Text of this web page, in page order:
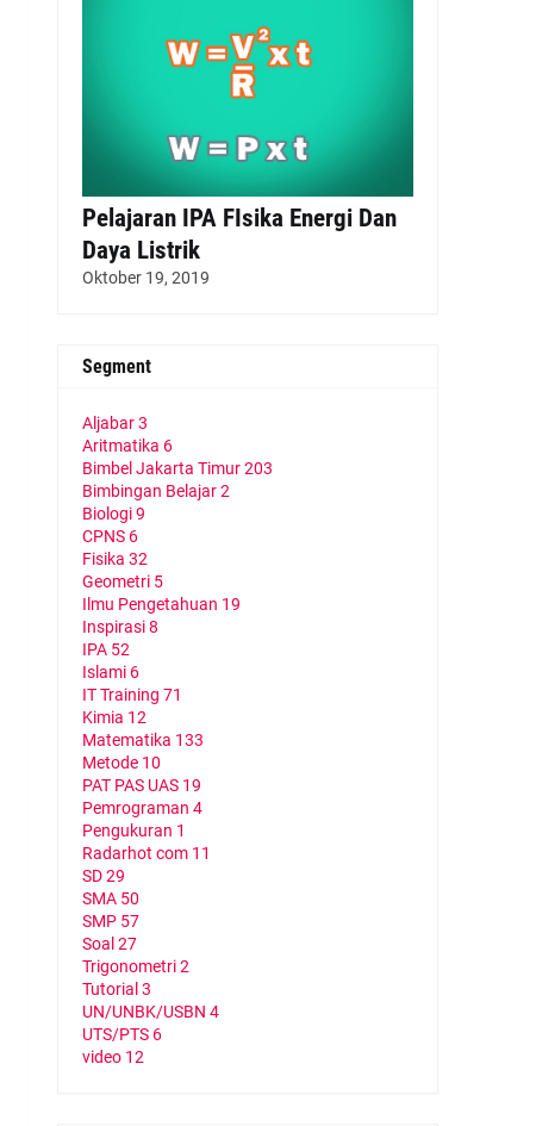
Pelajaran IPA FIsika Energi Dan
Daya Listrik
Oktober 19, 2019
Segment
Aljabar3
Aritmatika 6
Bimbel Jakarta Timur203
Bimbingan Belajar2
Biologi9
CPNS 6
Fisika 32
Geometri 5
Ilmu Pengetahuan 19
Inspirasi8
IPA 52
Islami 6
IT Training 71
Kimia 12
Matematika 133
Metode 10
PAT PAS UAS 19
Pemrograman 4
Pengukuran 1
Radarhot com 11
SD29
SMA 50
SMP 57
Soal 27
Trigonometri2
Tutorial 3
UN/UNBK/USBN 4
UTS/PTS 6
video 12